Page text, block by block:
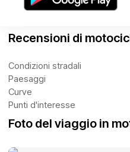
Recensioni di
Condizioni stradali
Paesaggi
Curve
Punti d'interesse
Foto del viaggio in